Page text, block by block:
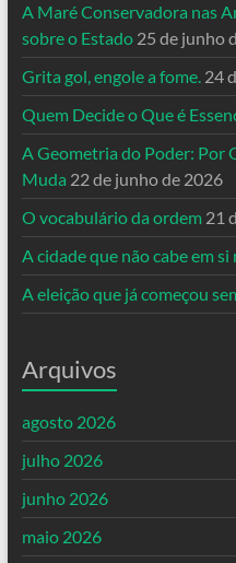
A Maré Conservadora nas
sobre o Estado 25 de junho
Grita gol, engole a fome. 24
Quem Decide o Que é
A Geometria do Poder: Por
Muda 22 de junho de 2026
O vocabulário da ordem 21
A cidade que não cabe em si
A eleição que já começou
Arquivos
agosto 2026
julho 2026
junho 2026
maio 2026